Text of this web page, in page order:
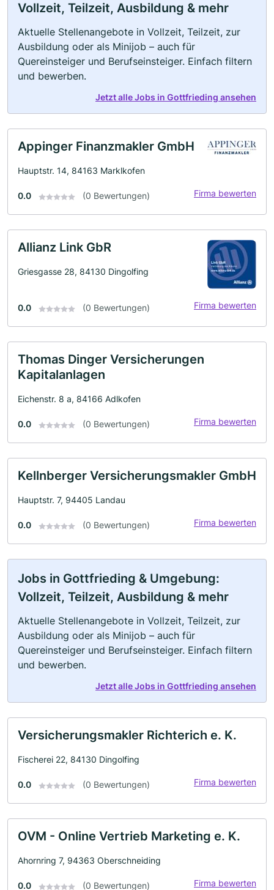
Vollzeit, Teilzeit, Ausbildung & mehr
Aktuelle Stellenangebote in Vollzeit, Teilzeit, zur
Ausbildung oder als Minijob – auch für
Quereinsteiger und Berufseinsteiger. Einfach filtern
und bewerben.
Jetzt alle Jobs in Gottfrieding ansehen
Appinger Finanzmakler GmbH
Hauptstr. 14, 84163 Marklkofen
0.0 (0 Bewertungen) Firma bewerten
Allianz Link GbR
Griesgasse 28, 84130 Dingolfing
0.0 (0 Bewertungen) Firma bewerten
Thomas Dinger Versicherungen
Kapitalanlagen
Eichenstr. 8 a, 84166 Adlkofen
0.0 (0 Bewertungen) Firma bewerten
Kellnberger Versicherungsmakler GmbH
Hauptstr. 7, 94405 Landau
0.0 (0 Bewertungen) Firma bewerten
Jobs in Gottfrieding & Umgebung:
Vollzeit, Teilzeit, Ausbildung & mehr
Aktuelle Stellenangebote in Vollzeit, Teilzeit, zur
Ausbildung oder als Minijob – auch für
Quereinsteiger und Berufseinsteiger. Einfach filtern
und bewerben.
Jetzt alle Jobs in Gottfrieding ansehen
Versicherungsmakler Richterich e. K.
Fischerei 22, 84130 Dingolfing
0.0 (0 Bewertungen) Firma bewerten
OVM - Online Vertrieb Marketing e. K.
Ahornring 7, 94363 Oberschneiding
0.0 (0 Bewertungen) Firma bewerten